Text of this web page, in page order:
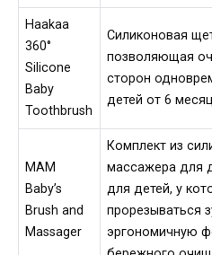
Haakaa
360°
Silicone
Baby
Toothbrush
Силиконовая
позволяющая
сторон
детей от 6
MAM
Baby’s
Brush and
Massager
Комплект из
массажера для
для детей, у
прорезываться
эргономичную